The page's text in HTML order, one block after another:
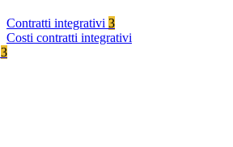
Contratti integrativi 3
Costi contratti integrativi
3